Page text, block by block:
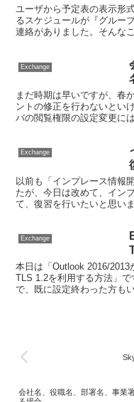
ユーザから予定表の表示形
るスケジュールが『グルー
連絡がありました。そんな
Exchange
まだ時期は早いですが、春
ントの修正を行わないとい
バの閲覧権限の設定変更に
Exchange
以前も「インプレース情報
たが、今日は改めて、イン
て、復習を行いたいと思い
Exchange
本日は「Outlook 2016/2013
TLS 1.2を利用する方法」
で、既に設定終わった方も
会社名、役職名、部署名、事業